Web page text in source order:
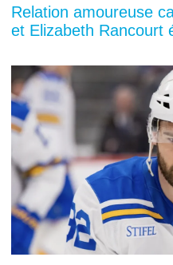
Relation amoureuse
et Elizabeth Rancourt